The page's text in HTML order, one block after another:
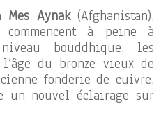
Mes Aynak(Afghanistan),
à peine à
bouddhique, les
du bronze vieux de
fonderie de cuivre,
un nouvel éclairage sur